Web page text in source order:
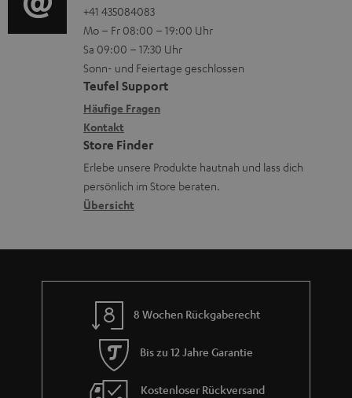
l
a
d
e
n
n
z
u
m
V
e
r
s
a
d
i
o
n
e
n
z
u
r
G
r
a
o
-
L
e
x
i
k
o
n
o
n
t
a
k
t
d
a
t
n
+41 435084083
Mo – Fr 08:00 – 19:00 Uhr
Sa 09:00 – 17:30 Uhr
Sonn- und Feiertage geschlossen
Teufel Support
Häufige Fragen
Kontakt
Store Finder
Erlebe unsere Produkte hautnah und lass dich
persönlich im Store beraten.
Übersicht
8 Wochen Rückgaberecht
Bis zu 12 Jahre Garantie
Kostenloser Rückversand